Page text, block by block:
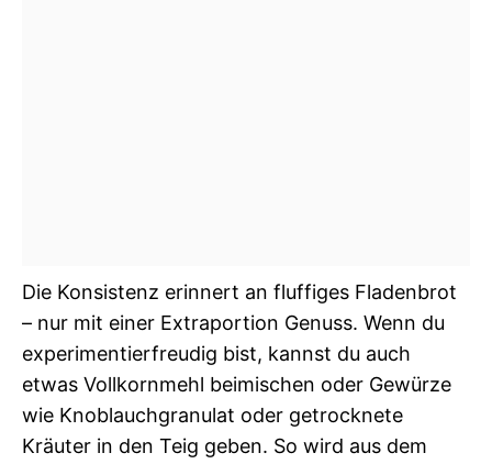
Die Konsistenz erinnert an fluffiges Fladenbrot
– nur mit einer Extraportion Genuss. Wenn du
experimentierfreudig bist, kannst du auch
etwas Vollkornmehl beimischen oder Gewürze
wie Knoblauchgranulat oder getrocknete
Kräuter in den Teig geben. So wird aus dem